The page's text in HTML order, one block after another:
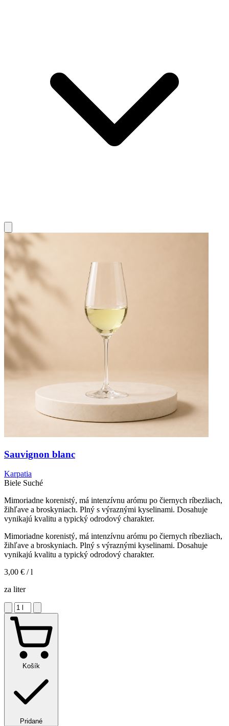
Sauvignon blanc
Karpatia
Biele Suché
Mimoriadne korenistý, má intenzívnu arómu po čiernych ríbezliach,
žihľave a broskyniach. Plný s výraznými kyselinami. Dosahuje
vynikajú kvalitu a typický odrodový charakter.
Mimoriadne korenistý, má intenzívnu arómu po čiernych ríbezliach,
žihľave a broskyniach. Plný s výraznými kyselinami. Dosahuje
vynikajú kvalitu a typický odrodový charakter.
3,00 € / l
za liter
Košík
Pridané